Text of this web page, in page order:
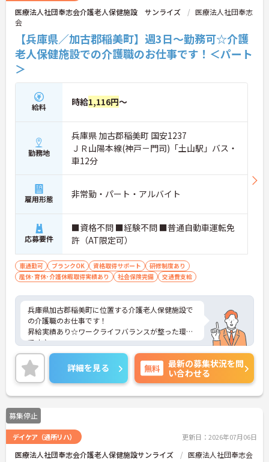
医療法人社団奉志会介護老人保健施設 サンライズ
医療法人社団奉志
会
【兵庫県／加古郡稲美町】週3日～勤務可☆介護
老人保健施設での介護職のお仕事です！＜パート
＞
給料 時給1,116円～
勤務地
兵庫県 加古郡稲美町 国安1237
ＪＲ山陽本線(神戸－門司)「土山駅」バス・
車12分
雇用形態 非常勤・パート・アルバイト
応募要件
■資格不問 ■経験不問 ■普通自動車運転免
許（AT限定可）
車通勤可 ブランクOK 資格取得サポート
研修制度あり
産休･育休･介護休暇取得実績あり
社会保険完備 交通費支給
兵庫県加古郡稲美町に位置する介護老人保健施設で
の介護職のお仕事です！
昇給実績あり☆ワークライフバランスが整った環境
です♪
ご興味ある方には、面接のポイントなど、さらに詳
細をお話致しますのでお気軽にご相談ください。
詳細を見る 無料
最新の募集状況を問
い合わせる
募集停止
デイケア（通所リハ） 更新日：2026年07月06日
医療法人社団奉志会介護老人保健施設サンライズ 医療法人社団奉志会